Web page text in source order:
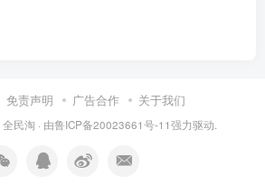
免责声明 广告合作 关于我们
全民淘 · 由鲁ICP备20023661号-11强力驱动.